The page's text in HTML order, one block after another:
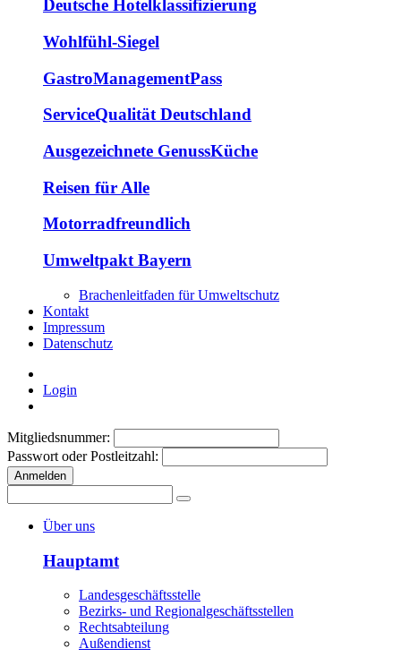
Deutsche Hotelklassifizierung
Wohlfühl-Siegel
GastroManagementPass
ServiceQualität Deutschland
Ausgezeichnete GenussKüche
Reisen für Alle
Motorradfreundlich
Umweltpakt Bayern
Brachenleitfaden für Umweltschutz
Kontakt
Impressum
Datenschutz
Login
Mitgliedsnummer:
Passwort oder Postleitzahl:
Anmelden
Über uns
Hauptamt
Landesgeschäftsstelle
Bezirks- und Regionalgeschäftsstellen
Rechtsabteilung
Außendienst